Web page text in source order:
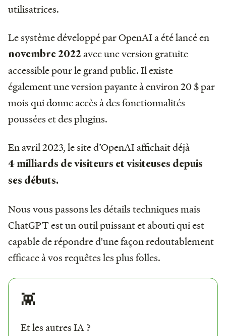
utilisatrices.
Le système développé par OpenAI a été lancé en
novembre 2022avec une version gratuite
accessible pour le grand public. Il existe
également une version payante à environ 20 $ par
mois qui donne accès à des fonctionnalités
poussées et des plugins.
En avril 2023, le site d’OpenAI affichait déjà
4 milliards de visiteurs et visiteuses depuis
ses débuts.
Nous vous passons les détails techniques mais
ChatGPT est un outil puissant et abouti qui est
capable de répondre d'une façon redoutablement
efficace à vos requêtes les plus folles.
👾
Et les autres IA ?